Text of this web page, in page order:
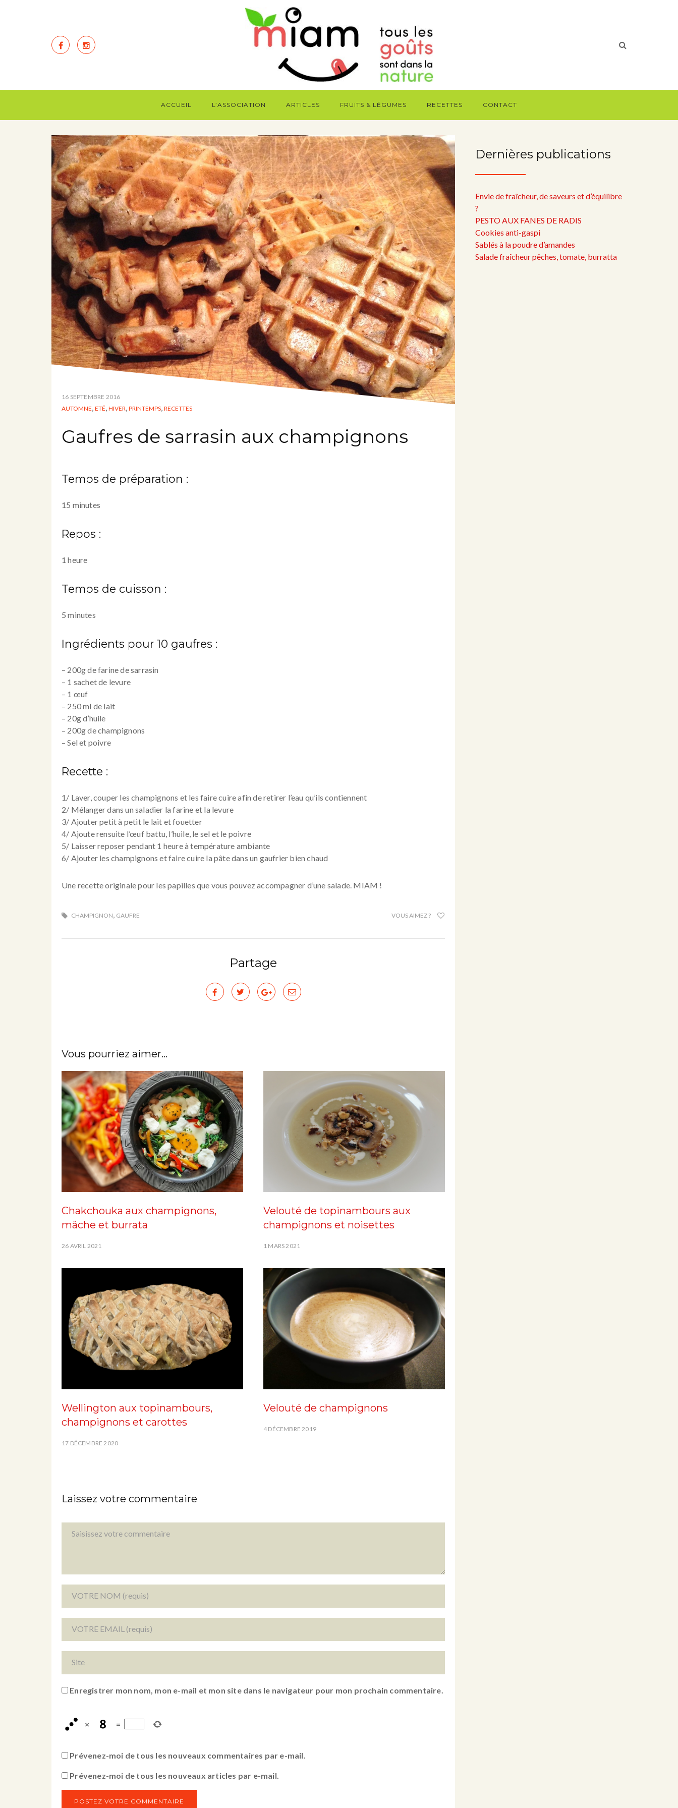
ACCUEIL L’ASSOCIATION ARTICLES FRUITS & LÉGUMES RECETTES CONTACT
16 SEPTEMBRE 2016
AUTOMNE, ETÉ, HIVER, PRINTEMPS, RECETTES
Gaufres de sarrasin aux champignons
Temps de préparation :
15 minutes
Repos :
1 heure
Temps de cuisson :
5 minutes
Ingrédients pour 10 gaufres :
– 200g de farine de sarrasin
– 1 sachet de levure
– 1 œuf
– 250 ml de lait
– 20g d’huile
– 200g dechampignons
– Sel et poivre
Recette :
1/ Laver, couper leschampignons et les faire cuire afin de retirer l’eau qu’ils contiennent
2/ Mélanger dans un saladier la farine et la levure
3/ Ajouter petit à petit le lait et fouetter
4/ Ajoute rensuite l’œuf battu, l’huile, le sel et le poivre
5/ Laisser reposer pendant 1 heure à température ambiante
6/ Ajouter les champignons et faire cuire la pâte dans un gaufrier bien chaud
Une recette originale pour les papilles que vous pouvez accompagner d’une salade. MIAM !
CHAMPIGNON, GAUFRE VOUS AIMEZ ?
Partage
Vous pourriez aimer...
Chakchouka aux champignons,
mâche et burrata
26 AVRIL 2021
Velouté de topinambours aux
champignons et noisettes
1 MARS 2021
Wellington aux topinambours,
champignons et carottes
17 DÉCEMBRE 2020
Velouté de champignons
4 DÉCEMBRE 2019
Laissez votre commentaire
Enregistrer mon nom, mon e-mail et mon site dans le navigateur pour mon prochain commentaire.
× =
Prévenez-moi de tous les nouveaux commentaires par e-mail.
Prévenez-moi de tous les nouveaux articles par e-mail.
Dernières publications
Envie de fraîcheur, de saveurs et d’équilibre
?
PESTO AUX FANES DE RADIS
Cookies anti-gaspi
Sablés à la poudre d’amandes
Salade fraîcheur pêches, tomate, burratta